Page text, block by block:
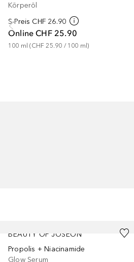
Körperöl
S-Preis CHF 26.90
Online CHF 25.90
100 ml (CHF 25.90 / 100 ml)
BEAUTY OF JOSEON
Propolis + Niacinamide
Glow Serum